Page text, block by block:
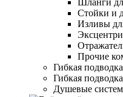
Шланги
Стойки и
Изливы
Прочие
Гибкая
Гибкая
Душевые